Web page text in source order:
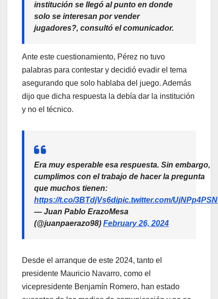
institución se llegó al punto en donde
solo se interesan por vender
jugadores?, consultó el comunicador.
Ante este cuestionamiento, Pérez no tuvo
palabras para contestar y decidió evadir el tema
asegurando que solo hablaba del juego. Además
dijo que dicha respuesta la debía dar la institución
y no el técnico.
Era muy esperable esa respuesta. Sin embargo,
cumplimos con el trabajo de hacer la pregunta
que muchos tienen:
https://t.co/3BTdjVs6dipic.twitter.com/
— Juan Pablo ErazoMesa
(@juanpaerazo98) February 26, 2024
Desde el arranque de este 2024, tanto el
presidente Mauricio Navarro, como el
vicepresidente Benjamín Romero, han estado